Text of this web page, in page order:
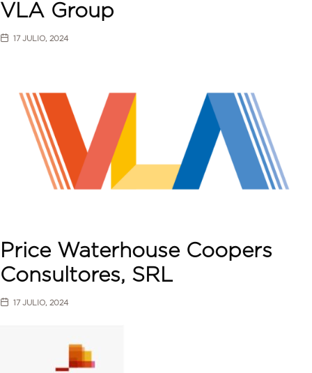
VLA Group
17 JULIO, 2024
Price Waterhouse Coopers
Consultores, SRL
17 JULIO, 2024